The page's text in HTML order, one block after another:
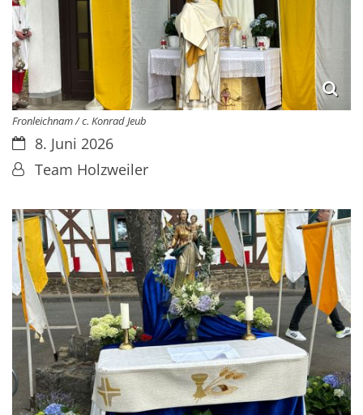
Fronleichnam / c. Konrad Jeub
Datum:8. Juni 2026
Von:Team Holzweiler